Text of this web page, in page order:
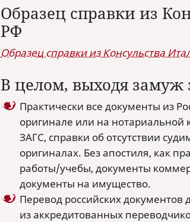
Образец справки из
РФ
Образец справки из Консульства
В целом, выходя замуж
Практически все документы из
оригинале или на нотариальной
ЗАГС, справки об отсутствии
оригиналах. Без апостиля, как
работы/учебы, документы
документы на имущество.
Перевод российских
из аккредитованных